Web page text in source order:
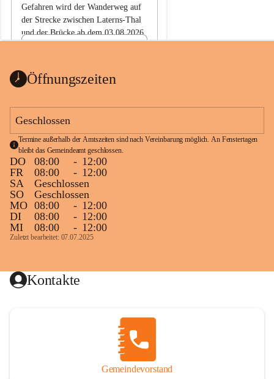
Gefahren wird der Wanderweg auf
der Strecke zwischen Laterns-Thal
und der Brücke ab dem 03.08.2026
ht
1 Seite•0,1 MB
Öffnungszeiten
Geschlossen
Termine außerhalb der Amtszeiten sind nach Vereinbarung möglich. An Fenstertagen
bleibt das Gemeindeamt geschlossen.
DO 08:00 - 12:00
FR
08:00 - 12:00
SA
Geschlossen
SO
Geschlossen
MO 08:00 - 12:00
DI
08:00 - 12:00
MI
08:00 - 12:00
Zuletzt bearbeitet: 07.07.2025
Kontakte
Gemeindevorstand